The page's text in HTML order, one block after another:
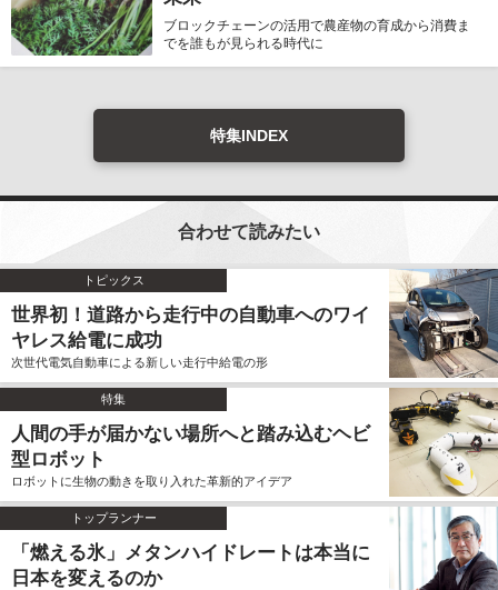
ブロックチェーンの活用で農産物の育成から消費ま
でを誰もが見られる時代に
特集INDEX
合わせて読みたい
トピックス
世界初！道路から走行中の自動車へのワイ
ヤレス給電に成功
次世代電気自動車による新しい走行中給電の形
特集
人間の手が届かない場所へと踏み込むヘビ
型ロボット
ロボットに生物の動きを取り入れた革新的アイデア
トップランナー
「燃える氷」メタンハイドレートは本当に
日本を変えるのか